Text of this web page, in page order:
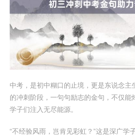
中考，是初中糊口的止境，更是东说念主
的冲刺阶段，一句句励志的金句，不仅能
学子们注入无尽能源。
“不经验风雨，岂肯见彩虹？”这是深广学